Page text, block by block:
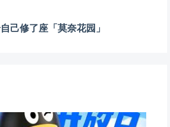
己修了座「莫奈花园」